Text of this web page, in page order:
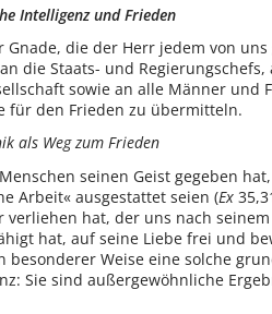
Intelligenz und Frieden
Gnade, die der Herr jedem von
die Staats- und
sowie an alle Männer und
für den Frieden zu übermitteln.
als Weg zum Frieden
seinen Geist gegeben
Arbeit« ausgestattet seien (Ex
hat, der uns nach
hat, auf seine Liebe frei und
Weise eine solche
Sie sind außergewöhnliche